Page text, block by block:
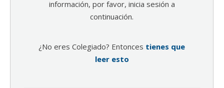
información, por favor, inicia sesión a
continuación.
¿No eres Colegiado? Entonces tienes que
leer esto